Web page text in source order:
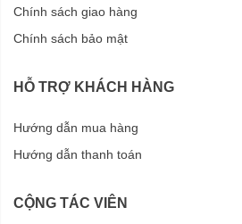
Chính sách giao hàng
Chính sách bảo mật
HỖ TRỢ KHÁCH HÀNG
Hướng dẫn mua hàng
Hướng dẫn thanh toán
CỘNG TÁC VIÊN